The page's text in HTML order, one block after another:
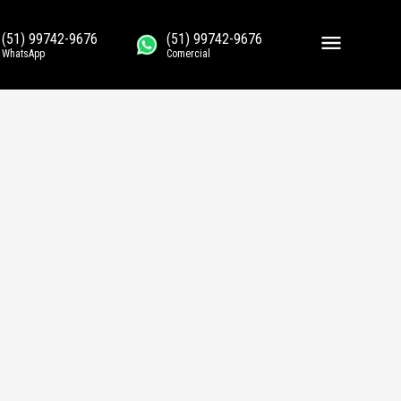
(51) 99742-9676
WhatsApp
(51) 99742-9676
Comercial